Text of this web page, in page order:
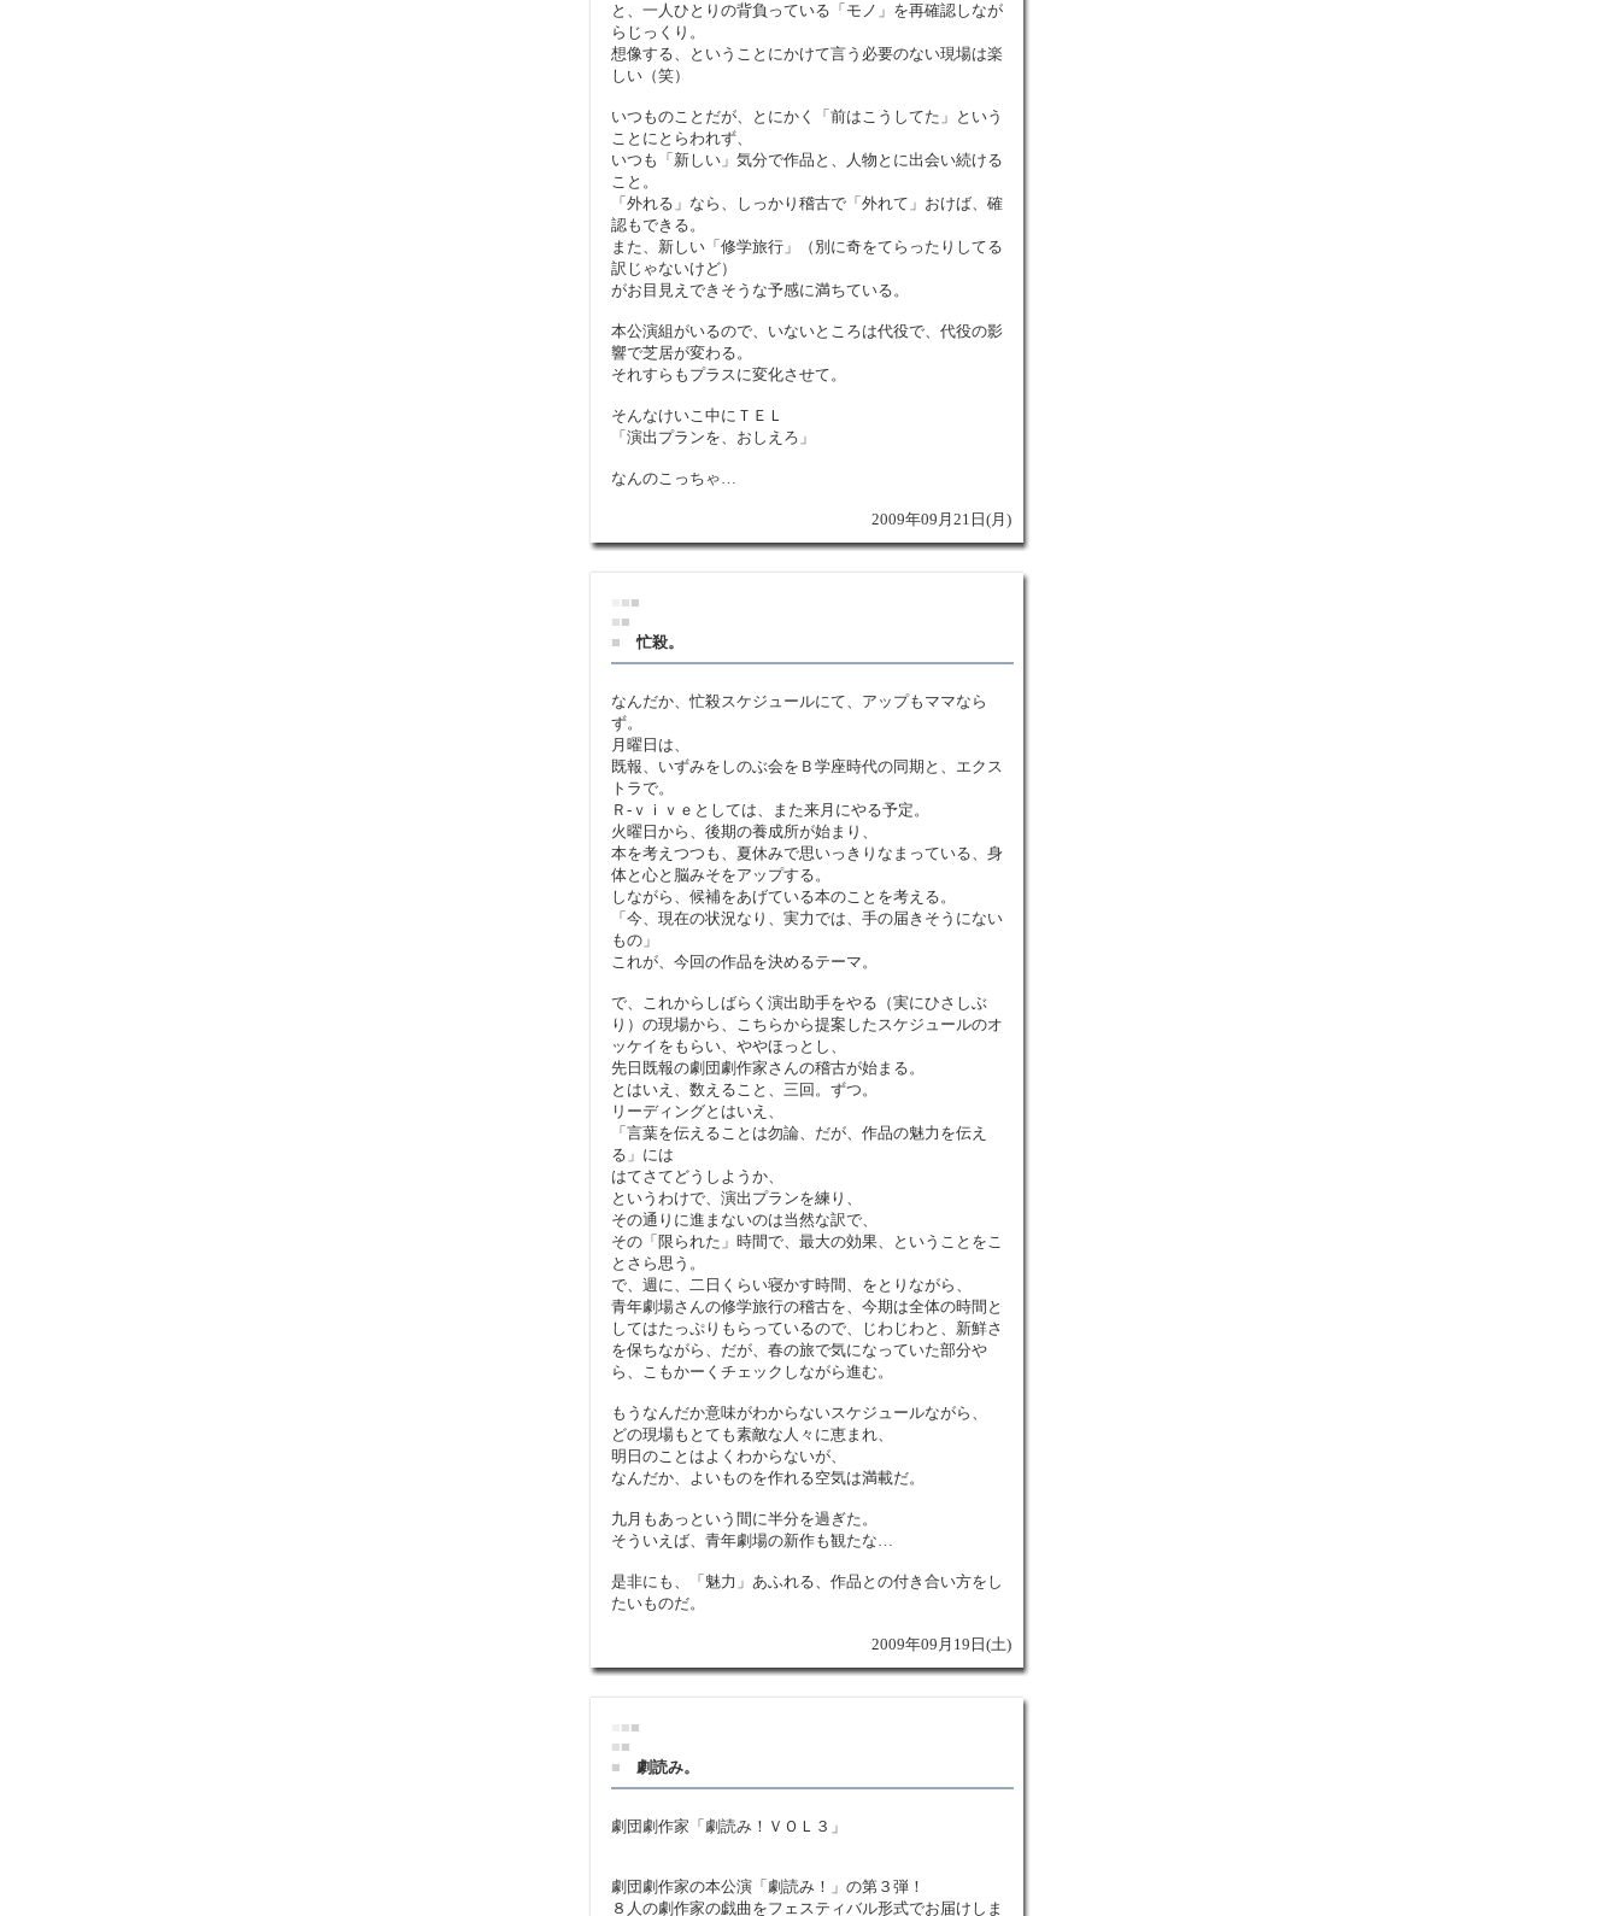
と、一人ひとりの背負っている「モノ」を再確認しなが
らじっくり。
想像する、ということにかけて言う必要のない現場は楽
しい（笑）
いつものことだが、とにかく「前はこうしてた」という
ことにとらわれず、
いつも「新しい」気分で作品と、人物とに出会い続ける
こと。
「外れる」なら、しっかり稽古で「外れて」おけば、確
認もできる。
また、新しい「修学旅行」（別に奇をてらったりしてる
訳じゃないけど）
がお目見えできそうな予感に満ちている。
本公演組がいるので、いないところは代役で、代役の影
響で芝居が変わる。
それすらもプラスに変化させて。
そんなけいこ中にＴＥＬ
「演出プランを、おしえろ」
なんのこっちゃ…
2009年09月21日(月)
■■
■■
■
忙殺。
なんだか、忙殺スケジュールにて、アップもママなら
ず。
月曜日は、
既報、いずみをしのぶ会をＢ学座時代の同期と、エクス
トラで。
Ｒ-ｖｉｖｅとしては、また来月にやる予定。
火曜日から、後期の養成所が始まり、
本を考えつつも、夏休みで思いっきりなまっている、身
体と心と脳みそをアップする。
しながら、候補をあげている本のことを考える。
「今、現在の状況なり、実力では、手の届きそうにない
もの」
これが、今回の作品を決めるテーマ。
で、これからしばらく演出助手をやる（実にひさしぶ
り）の現場から、こちらから提案したスケジュールのオ
ッケイをもらい、ややほっとし、
先日既報の劇団劇作家さんの稽古が始まる。
とはいえ、数えること、三回。ずつ。
リーディングとはいえ、
「言葉を伝えることは勿論、だが、作品の魅力を伝え
る」には
はてさてどうしようか、
というわけで、演出プランを練り、
その通りに進まないのは当然な訳で、
その「限られた」時間で、最大の効果、ということをこ
とさら思う。
で、週に、二日くらい寝かす時間、をとりながら、
青年劇場さんの修学旅行の稽古を、今期は全体の時間と
してはたっぷりもらっているので、じわじわと、新鮮さ
を保ちながら、だが、春の旅で気になっていた部分や
ら、こもかーくチェックしながら進む。
もうなんだか意味がわからないスケジュールながら、
どの現場もとても素敵な人々に恵まれ、
明日のことはよくわからないが、
なんだか、よいものを作れる空気は満載だ。
九月もあっという間に半分を過ぎた。
そういえば、青年劇場の新作も観たな…
是非にも、「魅力」あふれる、作品との付き合い方をし
たいものだ。
2009年09月19日(土)
■■
■■
■
劇読み。
劇団劇作家「劇読み！ＶＯＬ３」
劇団劇作家の本公演「劇読み！」の第３弾！
８人の劇作家の戯曲をフェスティバル形式でお届けしま